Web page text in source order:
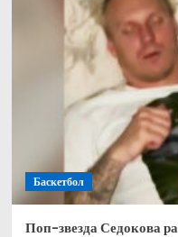
Баскетбол
Поп-звезда Седокова